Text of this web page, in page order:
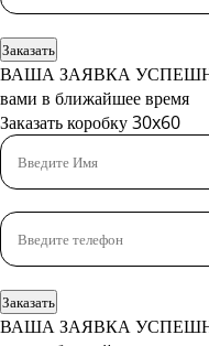
Заказать
ВАША ЗАЯВКА
вами в ближайшее время
Заказать коробку 30x60
Заказать
ВАША ЗАЯВКА